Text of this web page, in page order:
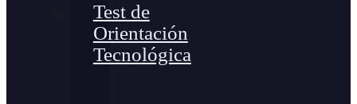
Test de
Orientación
Tecnológica